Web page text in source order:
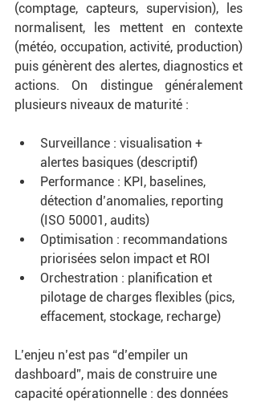
(comptage, capteurs, supervision), les
normalisent, les mettent en contexte
(météo, occupation, activité, production)
puis génèrent des alertes, diagnostics et
actions. On distingue généralement
plusieurs niveaux de maturité :
Surveillance : visualisation +
alertes basiques (descriptif)
Performance : KPI, baselines,
détection d’anomalies, reporting
(ISO 50001, audits)
Optimisation : recommandations
priorisées selon impact et ROI
Orchestration : planification et
pilotage de charges flexibles (pics,
effacement, stockage, recharge)
L’enjeu n’est pas “d’empiler un
dashboard”, mais de construire une
capacité opérationnelle : des données